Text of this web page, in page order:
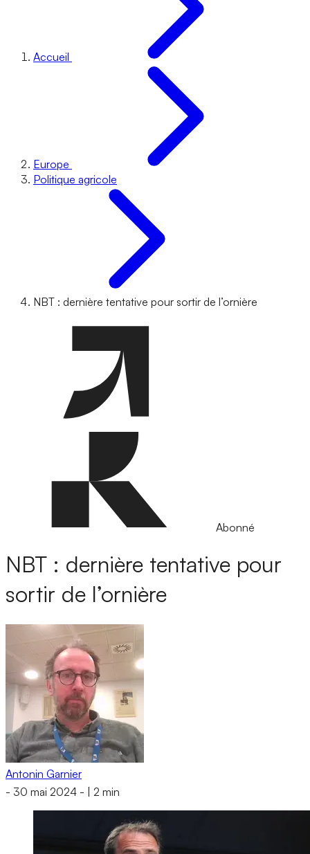
Accueil
Europe
Politique agricole
NBT : dernière tentative pour sortir de l’ornière
Abonné
NBT : dernière tentative pour
sortir de l’ornière
Antonin Garnier
- 30 mai 2024 - 2 min